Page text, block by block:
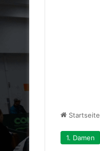
Startseite
1. Damen